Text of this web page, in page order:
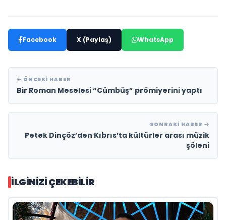
Facebook X (Paylaş) WhatsApp
ÖNCEKI HABER
Bir Roman Meselesi “Cümbüş” prömiyerini yaptı
SONRAKI HABER
Petek Dinçöz’den Kıbrıs’ta kültürler arası müzik
şöleni
İLGINIZI ÇEKEBILIR